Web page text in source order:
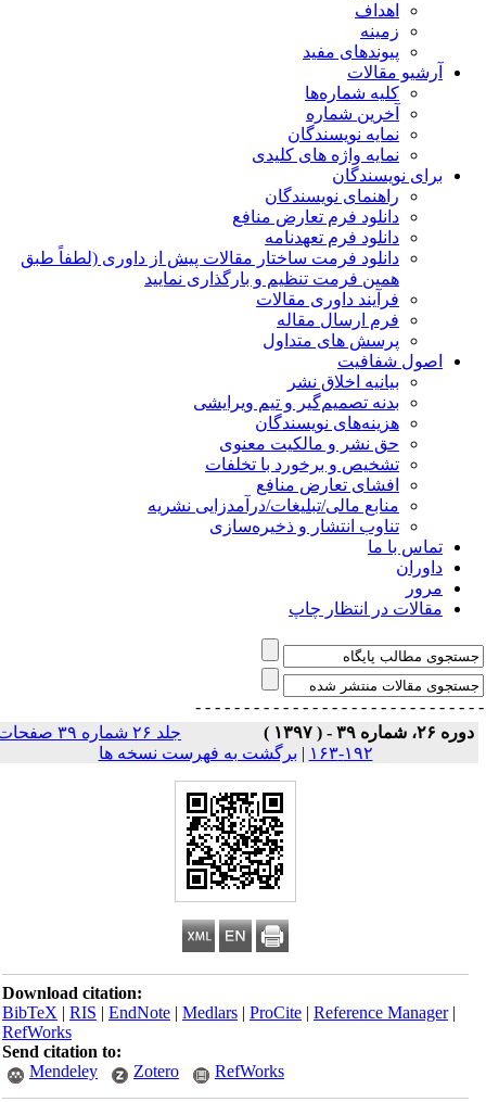
اهداف
زمینه
پیوندهای مفید
آرشیو مقالات
کلیه شماره‌ها
آخرین شماره
نمایه نویسندگان
نمایه واژه های کلیدی
برای نویسندگان
راهنمای نویسندگان
دانلود فرم تعارض منافع
دانلود فرم تعهدنامه
دانلود فرمت ساختار مقالات پیش از داوری (لطفاً طبق
همین فرمت تنظیم و بارگذاری نمایید
فرآیند داوری مقالات
فرم ارسال مقاله
پرسش های متداول
اصول شفافیت
بیانیه اخلاق نشر
بدنه تصمیم‌گیر و تیم ویرایشی
هزینه‌های نویسندگان
حق نشر و مالکیت معنوی
تشخیص و برخورد با تخلفات
افشای تعارض منافع
منابع مالی/تبلیغات/درآمدزایی نشریه
تناوب انتشار و ذخیره‌سازی
تماس با ما
داوران
مرور
مقالات در انتظار چاپ
- - - - - - - - - - - - -
- - - - - - - - - - - - - - -
دوره ۲۶، شماره ۳۹ - ( ۱۳۹۷ )
جلد ۲۶ شماره ۳۹ صفحات
۱۹۲-۱۶۳
| برگشت به فهرست نسخه ها
Download citation:
BibTeX|RIS|EndNote|Medlars|ProCite|Reference Manager
RefWorks
Send citation to:
Mendeley
Zotero RefWorks